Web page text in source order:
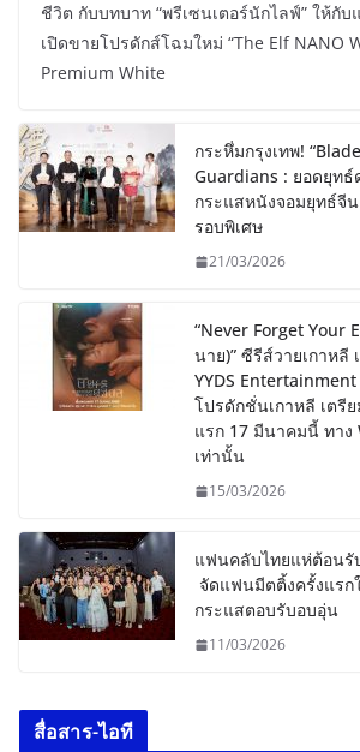
ชีวิต กับบทบาท “พรีเซนเตอร์นักไลฟ์” ให้กับ
เปิดขายโปรดักส์โฉมใหม่ “The Elf NANO
Premium White
กระหึ่มกรุงเทพ!
Guardians : ยอดยุทธ์
กระแสหนังจอมยุทธ์จี
รอบพิเศษ
21/03/2026
“Never Forget Your
นาย)” ซีรีส์วายเกาหลี
YYDS
โปรดักชั่นเกาหลี เตรี
แรก 17 มีนาคมนี้ ทาง
เท่านั้น
15/03/2026
แฟนคลับไทยแห่ต้อนรั
จัดแฟนมีตติ้งครั้งแรก
กระแสตอบรับอบอุ่น
11/03/2026
สื่อสาร-ไอที